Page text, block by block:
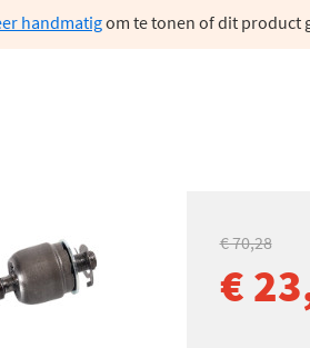
handmatigom te tonen of dit product
€ 70,28
€